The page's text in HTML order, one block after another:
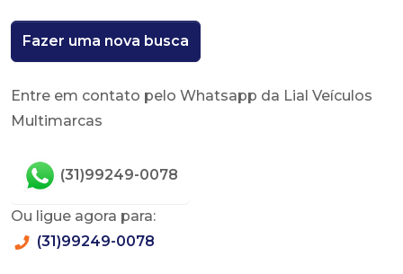
Fazer uma nova busca
Entre em contato pelo Whatsapp da Lial Veículos
Multimarcas
(31)99249-0078
Ou ligue agora para:
(31)99249-0078